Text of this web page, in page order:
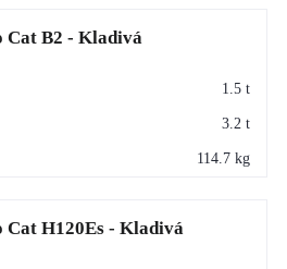
B2 - Kladivá
1.5 t
3.2 t
114.7 kg
H120Es - Kladivá